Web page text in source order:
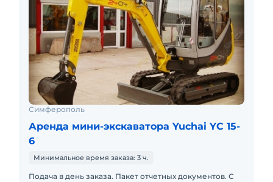
Симферополь
Аренда мини-экскаватора Yuchai YC 15-
6
Минимальное время заказа: 3 ч.
Подача в день заказа. Пакет отчетных документов. С